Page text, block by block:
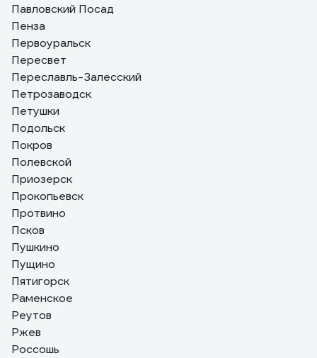
Павловский Посад
Пенза
Первоуральск
Пересвет
Переславль-Залесский
Петрозаводск
Петушки
Подольск
Покров
Полевской
Приозерск
Прокопьевск
Протвино
Псков
Пушкино
Пущино
Пятигорск
Раменское
Реутов
Ржев
Россошь